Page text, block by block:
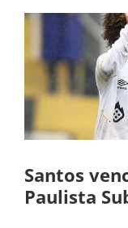
Santos
Paulista